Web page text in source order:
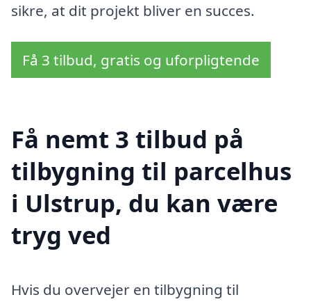
sikre, at dit projekt bliver en succes.
Få 3 tilbud, gratis og uforpligtende
Få nemt 3 tilbud på
tilbygning til parcelhus
i Ulstrup, du kan være
tryg ved
Hvis du overvejer en tilbygning til